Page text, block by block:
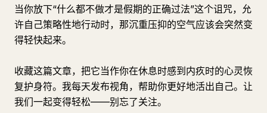
当你放下“什么都不做才是假期的正确过法”这个诅咒，允
许自己策略性地行动时，那沉重压抑的空气应该会突然变
得轻快起来。
收藏这篇文章，把它当作你在休息时感到内疚时的心灵恢
复护身符。我每天发布视角，帮助你更好地活出自己。让
我们一起变得轻松——别忘了关注。